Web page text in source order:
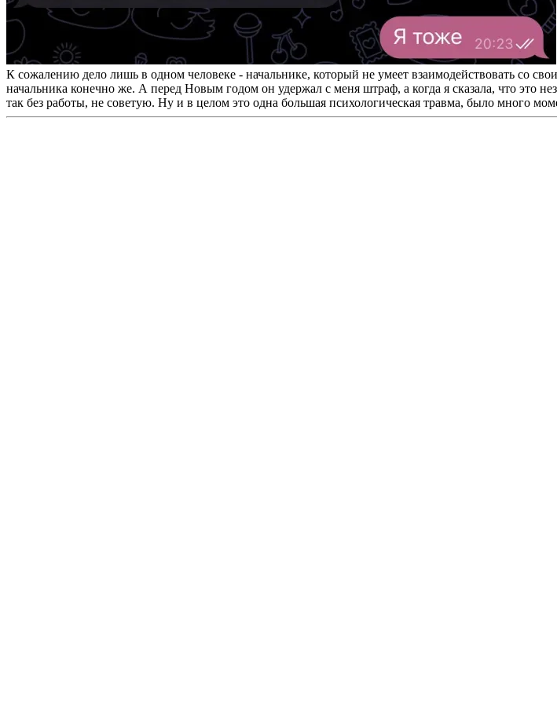
К сожалению дело лишь в одном человеке - начальнике, который не умеет взаимодействовать со
начальника конечно же. А перед Новым годом он удержал с меня штраф, а когда я сказала, что это
так без работы, не советую. Ну и в целом это одна большая психологическая травма, было много